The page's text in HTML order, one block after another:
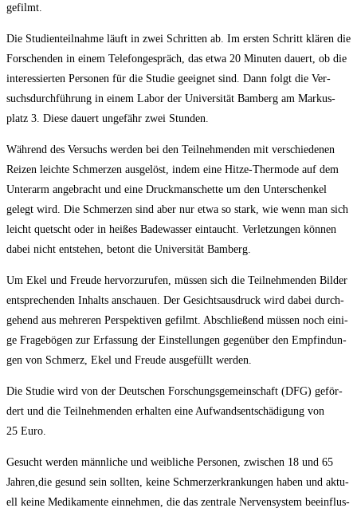
gefilmt.
Die Stu­di­en­teil­nah­me läuft in zwei Schrit­ten ab. Im ers­ten Schritt klä­ren die
For­schen­den in einem Tele­fon­ge­spräch, das etwa 20 Minu­ten dau­ert, ob die
inter­es­sier­ten Per­so­nen für die Stu­die geeig­net sind. Dann folgt die Ver­
suchs­durch­füh­rung in einem Labor der Uni­ver­si­tät Bam­berg am Mar­kus­
platz 3. Die­se dau­ert unge­fähr zwei Stunden.
Wäh­rend des Ver­suchs wer­den bei den Teil­neh­men­den mit ver­schie­de­nen
Rei­zen leich­te Schmer­zen aus­ge­löst, indem eine Hit­ze-Ther­mo­de auf dem
Unter­arm ange­bracht und eine Druck­man­schet­te um den Unter­schen­kel
gelegt wird. Die Schmer­zen sind aber nur etwa so stark, wie wenn man sich
leicht quetscht oder in hei­ßes Bade­was­ser ein­taucht. Ver­let­zun­gen kön­nen
dabei nicht ent­ste­hen, betont die Uni­ver­si­tät Bamberg.
Um Ekel und Freu­de her­vor­zu­ru­fen, müs­sen sich die Teil­neh­men­den Bil­der
ent­spre­chen­den Inhalts anschau­en. Der Gesichts­aus­druck wird dabei durch­
ge­hend aus meh­re­ren Per­spek­ti­ven gefilmt. Abschlie­ßend müs­sen noch eini­
ge Fra­ge­bö­gen zur Erfas­sung der Ein­stel­lun­gen gegen­über den Emp­fin­dun­
gen von Schmerz, Ekel und Freu­de aus­ge­füllt werden.
Die Stu­die wird von der Deut­schen For­schungs­ge­mein­schaft (DFG) geför­
dert und die Teil­neh­men­den erhal­ten eine Auf­wands­ent­schä­di­gung von
25 Euro.
Gesucht wer­den männ­li­che und weib­li­che Per­so­nen, zwi­schen 18 und 65
Jahren,die gesund sein soll­ten, kei­ne Schmerz­er­kran­kun­gen haben und aktu­
ell kei­ne Medi­ka­men­te ein­neh­men, die das zen­tra­le Ner­ven­sys­tem beein­flus­